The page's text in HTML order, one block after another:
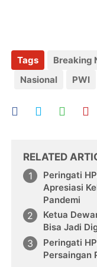
Tags Breaking
Nasional
PWI
RELATED
Peringati
Apresiasi
Pandemi
Ketua
Bisa Jadi
Peringati
Persaingan